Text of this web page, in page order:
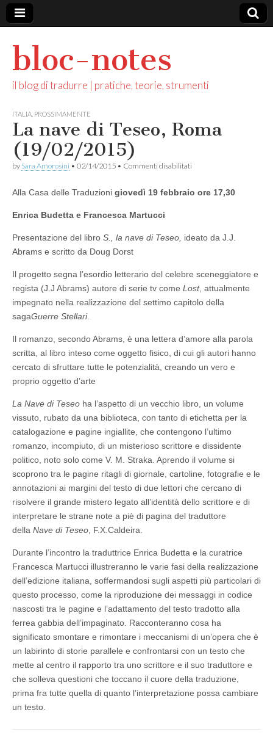
bloc-notes
il blog di tradurre | pratiche, teorie, strumenti
ITALIA PROSSIMAMENTE
La nave di Teseo, Roma
(19/02/2015)
by Sara Amorosini • 02/14/2015 • Commenti disabilitati
di
Alla Casa delle Traduzioni giovedì 19 febbraio ore 17,30
Enrica Budetta e Francesca Martucci
Presentazione del libro S., la nave di Teseo, ideato da J.J.
Abrams e scritto da Doug Dorst
Il progetto segna l’esordio letterario del celebre sceneggiatore e
regista (J.J Abrams) autore di serie tv come Lost, attualmente
impegnato nella realizzazione del settimo capitolo della
sagaGuerre Stellari.
Il romanzo, secondo Abrams, è una lettera d’amore alla parola
scritta, al libro inteso come oggetto fisico, di cui gli autori hanno
cercato di sfruttare tutte le potenzialità, creando un vero e
proprio oggetto d’arte
La Nave di Teseo ha l’aspetto di un vecchio libro, un volume
vissuto, rubato da una biblioteca, con tanto di etichetta per la
catalogazione e pagine ingiallite, che contengono l’ultimo
romanzo, incompiuto, di un misterioso scrittore e dissidente
politico, noto solo come V. M. Straka. Aprendo il volume si
scoprono tra le pagine ritagli di giornale, cartoline, fotografie e le
annotazioni ai margini del testo di due lettori che cercano di
risolvere il grande mistero legato all’identità dello scrittore e di
interpretare le strane note a piè di pagina del traduttore
della Nave di Teseo , F.X.Caldeira.
Durante l’incontro la traduttrice Enrica Budetta e la curatrice
Francesca Martucci illustreranno le varie fasi della realizzazione
dell’edizione italiana, soffermandosi sugli aspetti più particolari di
questo processo, come la riproduzione dei messaggi in codice
nascosti tra le pagine e l’adattamento del testo tradotto alla
ferrea gabbia dell’impaginato. Racconteranno cosa ha
significato smontare e rimontare i meccanismi di un’opera che è
un labirinto di storie parallele e confrontarsi con un testo che
mette al centro il rapporto tra uno scrittore e il suo traduttore e
che solleva questioni che toccano il cuore della traduzione,
prima fra tutte quella di quanto l’interpretazione possa cambiare
un testo.